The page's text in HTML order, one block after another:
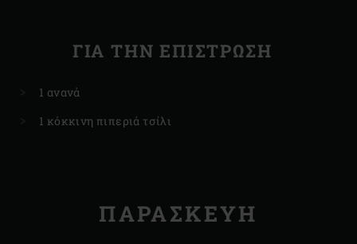
ΓΙΑ ΤΗΝ ΕΠΊΣΤΡΩΣΗ
1 ανανά
1 κόκκινη πιπεριά τσίλι
ΠΑΡΑΣΚΕΥΗ